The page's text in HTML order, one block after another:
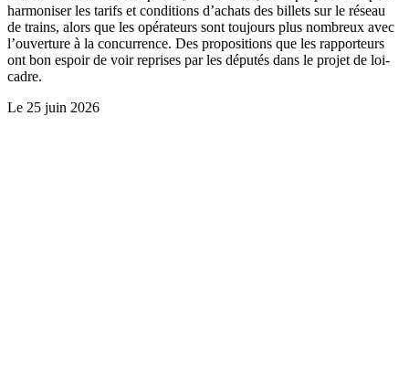
harmoniser les tarifs et conditions d’achats des billets sur le réseau
de trains, alors que les opérateurs sont toujours plus nombreux avec
l’ouverture à la concurrence. Des propositions que les rapporteurs
ont bon espoir de voir reprises par les députés dans le projet de loi-
cadre.
Le 25 juin 2026